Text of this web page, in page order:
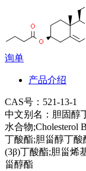
询单
产品介绍
CAS号： 521-13-1
中文别名： 胆固醇
水合物;Cholesterol
丁酸酯;胆甾醇丁酸
(3β)丁酸酯;胆甾烯
甾醇酯